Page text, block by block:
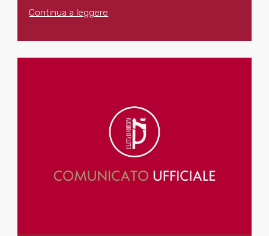
Continua a leggere